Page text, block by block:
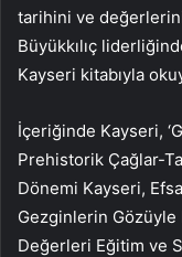
tarihini ve
Büyükkılıç
Kayseri kitabıyla
İçeriğinde Kayseri,
Prehistorik Çağlar-
Dönemi Kayseri,
Gezginlerin Gözüyle
Değerleri ​Eğitim ve